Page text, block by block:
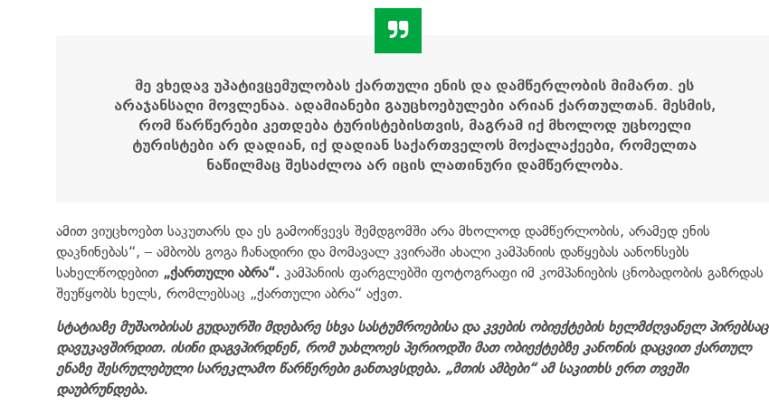
მე ვხედავ უპატივცემულობას ქართული ენის და დამწერლობის მიმართ. ეს
არაჯანსაღი მოვლენაა. ადამიანები გაუცხოებულები არიან ქართულთან. მესმის,
რომ წარწერები კეთდება ტურისტებისთვის, მაგრამ იქ მხოლოდ უცხოელი
ტურისტები არ დადიან, იქ დადიან საქართველოს მოქალაქეები, რომელთა
ნაწილმაც შესაძლოა არ იცის ლათინური დამწერლობა.
ამით ვიუცხოებთ საკუთარს და ეს გამოიწვევს შემდგომში არა მხოლოდ დამწერლობის, არამედ ენის
დაკნინებას“, – ამბობს გოგა ჩანადირი და მომავალ კვირაში ახალი კამპანიის დაწყებას აანონსებს
სახელწოდებით „ქართული აბრა“. კამპანიის ფარგლებში ფოტოგრაფი იმ კომპანიების ცნობადობის გაზრდას
შეუწყობს ხელს, რომლებსაც „ქართული აბრა“ აქვთ.
სტატიაზე მუშაობისას გუდაურში მდებარე სხვა სასტუმროებისა და კვების ობიექტების ხელმძღვანელ პირებსაც
დავუკავშირდით. ისინი დაგვპირდნენ, რომ უახლოეს პერიოდში მათ ობიექტებზე კანონის დაცვით ქართულ
ენაზე შესრულებული სარეკლამო წარწერები განთავსდება. „მთის ამბები“ ამ საკითხს ერთ თვეში
დაუბრუნდება.